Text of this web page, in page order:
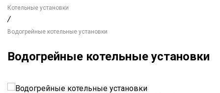
Котельные установки
/
Водогрейные котельные установки
Водогрейные котельные установки